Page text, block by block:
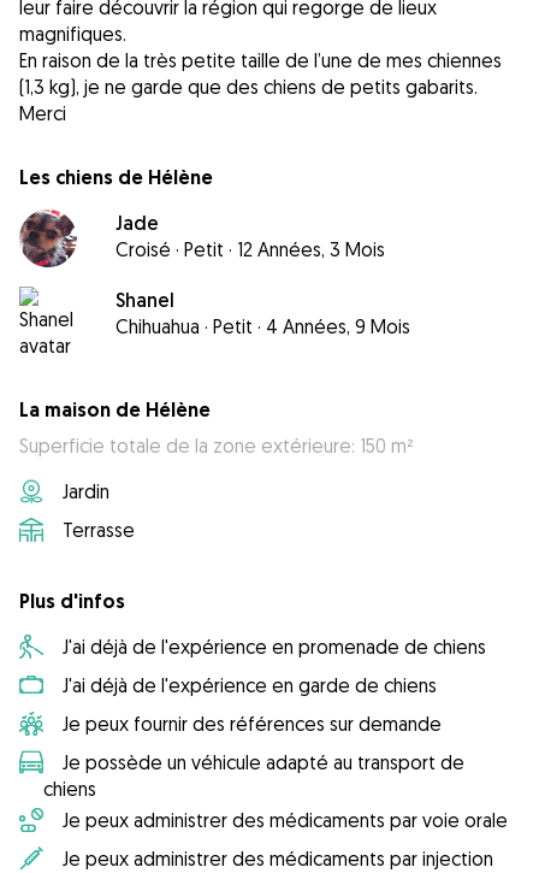
leur faire découvrir la région qui regorge de lieux
magnifiques.
En raison de la très petite taille de l’une de mes chiennes
(1,3 kg), je ne garde que des chiens de petits gabarits.
Merci
Les chiens de Hélène
Jade
Croisé · Petit · 12 Années, 3 Mois
Shanel
Chihuahua · Petit · 4 Années, 9 Mois
La maison de Hélène
Superficie totale de la zone extérieure: 150 m²
Jardin
Terrasse
Plus d'infos
J'ai déjà de l'expérience en promenade de chiens
J'ai déjà de l'expérience en garde de chiens
Je peux fournir des références sur demande
Je possède un véhicule adapté au transport de
chiens
Je peux administrer des médicaments par voie orale
Je peux administrer des médicaments par injection